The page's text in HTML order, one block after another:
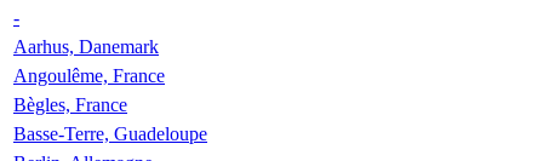
-
Aarhus, Danemark
Angoulême, France
Bègles, France
Basse-Terre, Guadeloupe